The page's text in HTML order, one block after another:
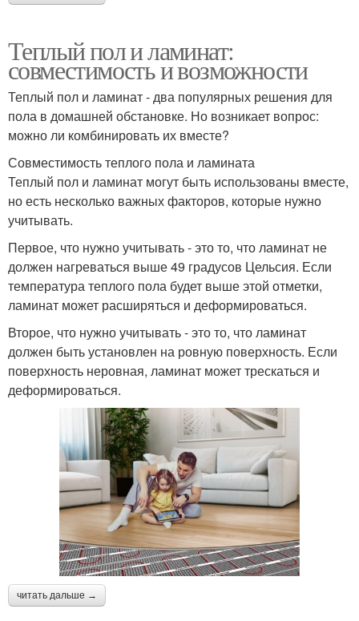
Теплый пол и ламинат:
совместимость и возможности
Теплый пол и ламинат - два популярных решения для
пола в домашней обстановке. Но возникает вопрос:
можно ли комбинировать их вместе?
Совместимость теплого пола и ламината
Теплый пол и ламинат могут быть использованы вместе,
но есть несколько важных факторов, которые нужно
учитывать.
Первое, что нужно учитывать - это то, что ламинат не
должен нагреваться выше 49 градусов Цельсия. Если
температура теплого пола будет выше этой отметки,
ламинат может расширяться и деформироваться.
Второе, что нужно учитывать - это то, что ламинат
должен быть установлен на ровную поверхность. Если
поверхность неровная, ламинат может трескаться и
деформироваться.
читать дальше →